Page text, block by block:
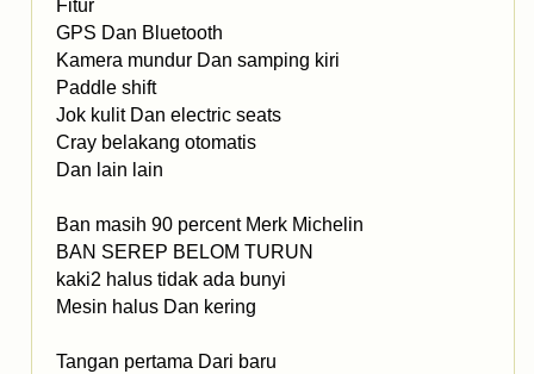
Fitur
GPS Dan Bluetooth
Kamera mundur Dan samping kiri
Paddle shift
Jok kulit Dan electric seats
Cray belakang otomatis
Dan lain lain
Ban masih 90 percent Merk Michelin
BAN SEREP BELOM TURUN
kaki2 halus tidak ada bunyi
Mesin halus Dan kering
Tangan pertama Dari baru